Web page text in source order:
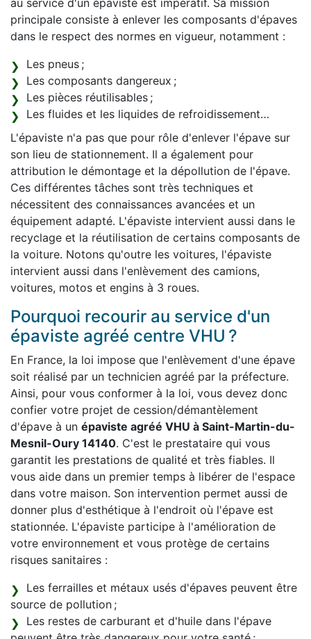
au service d'un épaviste est impératif. Sa mission
principale consiste à enlever les composants d'épaves
dans le respect des normes en vigueur, notamment :
Les pneus ;
Les composants dangereux ;
Les pièces réutilisables ;
Les fluides et les liquides de refroidissement…
L'épaviste n'a pas que pour rôle d'enlever l'épave sur
son lieu de stationnement. Il a également pour
attribution le démontage et la dépollution de l'épave.
Ces différentes tâches sont très techniques et
nécessitent des connaissances avancées et un
équipement adapté. L'épaviste intervient aussi dans le
recyclage et la réutilisation de certains composants de
la voiture. Notons qu'outre les voitures, l'épaviste
intervient aussi dans l'enlèvement des camions,
voitures, motos et engins à 3 roues.
Pourquoi recourir au service d'un
épaviste agréé centre VHU ?
En France, la loi impose que l'enlèvement d'une épave
soit réalisé par un technicien agréé par la préfecture.
Ainsi, pour vous conformer à la loi, vous devez donc
confier votre projet de cession/démantèlement
d'épave à un épaviste agréé VHU à Saint-Martin-du-
Mesnil-Oury 14140. C'est le prestataire qui vous
garantit les prestations de qualité et très fiables. Il
vous aide dans un premier temps à libérer de l'espace
dans votre maison. Son intervention permet aussi de
donner plus d'esthétique à l'endroit où l'épave est
stationnée. L'épaviste participe à l'amélioration de
votre environnement et vous protège de certains
risques sanitaires :
Les ferrailles et métaux usés d'épaves peuvent être
source de pollution ;
Les restes de carburant et d'huile dans l'épave